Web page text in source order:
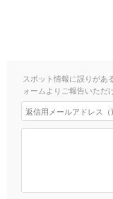
スポット情報に誤りがあ
ォームよりご報告いただ